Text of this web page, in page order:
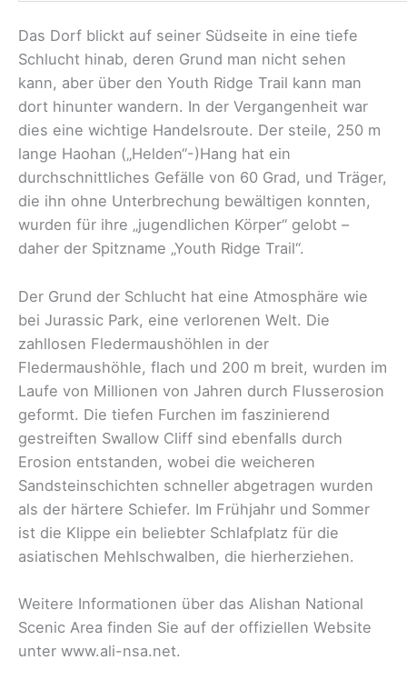
Das Dorf blickt auf seiner Südseite in eine tiefe
Schlucht hinab, deren Grund man nicht sehen
kann, aber über den Youth Ridge Trail kann man
dort hinunter wandern. In der Vergangenheit war
dies eine wichtige Handelsroute. Der steile, 250 m
lange Haohan („Helden“-)Hang hat ein
durchschnittliches Gefälle von 60 Grad, und Träger,
die ihn ohne Unterbrechung bewältigen konnten,
wurden für ihre „jugendlichen Körper“ gelobt –
daher der Spitzname „Youth Ridge Trail“.
Der Grund der Schlucht hat eine Atmosphäre wie
bei Jurassic Park, eine verlorenen Welt. Die
zahllosen Fledermaushöhlen in der
Fledermaushöhle, flach und 200 m breit, wurden im
Laufe von Millionen von Jahren durch Flusserosion
geformt. Die tiefen Furchen im faszinierend
gestreiften Swallow Cliff sind ebenfalls durch
Erosion entstanden, wobei die weicheren
Sandsteinschichten schneller abgetragen wurden
als der härtere Schiefer. Im Frühjahr und Sommer
ist die Klippe ein beliebter Schlafplatz für die
asiatischen Mehlschwalben, die hierherziehen.
Weitere Informationen über das Alishan National
Scenic Area finden Sie auf der offiziellen Website
unter www.ali-nsa.net.